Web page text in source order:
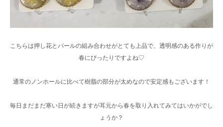
こちらは押し花とパールの組み合わせがとても上品で、透明感のある作りが
春にぴったりですよね♡
通常のノンホールに比べて樹脂の部分が太めなので安定感もございます！
毎日まだまだ寒い日が続きますが耳元から春を取り入れてみてはいかがでし
ょうか？